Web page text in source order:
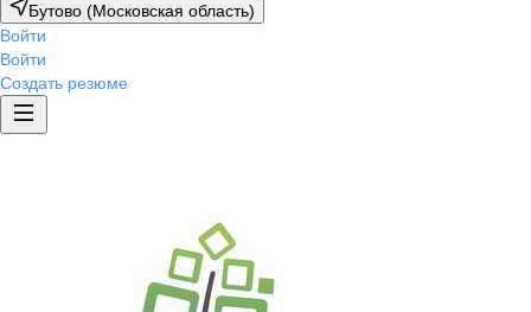
Бутово (Московская область)
Войти
Войти
Создать резюме